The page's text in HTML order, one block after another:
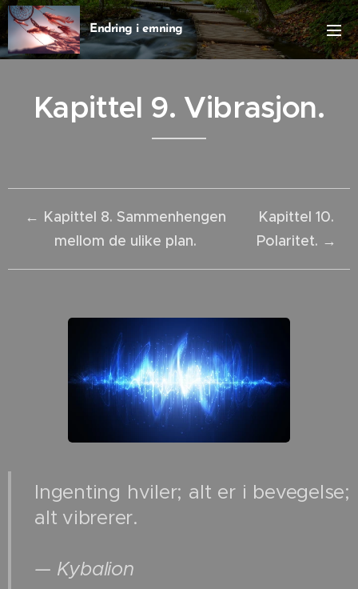
Endring i emning
Kapittel 9. Vibrasjon.
← Kapittel 8. Sammenhengen
mellom de ulike plan.
Kapittel 10.
Polaritet. →
Ingenting hviler; alt er i bevegelse;
alt vibrerer.
— Kybalion